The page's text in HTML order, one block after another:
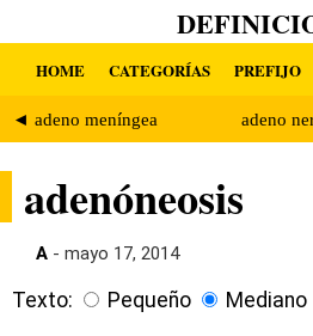
HOME CATEGORÍAS PREFIJO
◄ adeno meníngea adeno
adenóneosis
A - mayo 17, 2014
Texto: Pequeño Mediano